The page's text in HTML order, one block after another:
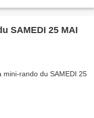
SAMEDI 25 MAI